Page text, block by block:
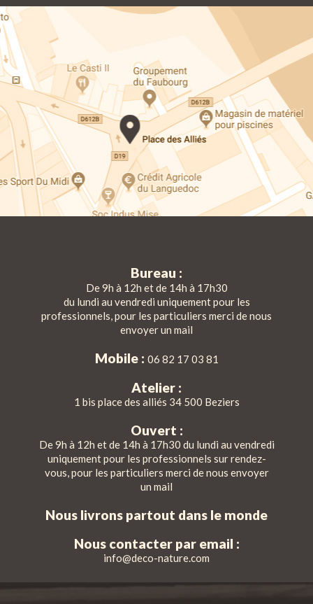
Bureau :
De 9h à 12h et de 14h à 17h30
du lundi au vendredi uniquement pour les
professionnels, pour les particuliers merci de nous
envoyer un mail
Mobile : 06 82 17 03 81
Atelier :
1 bis place des alliés 34 500 Beziers
Ouvert :
De 9h à 12h et de 14h à 17h30 du lundi au vendredi
uniquement pour les professionnels sur rendez-
vous, pour les particuliers merci de nous envoyer
un mail
Nous livrons partout dans le monde
Nous contacter par email :
info@deco-nature.com